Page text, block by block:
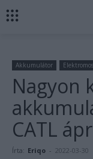
Akkumulátor
Nagyon
CATL
Írta: Eriqo - 2022-03-30